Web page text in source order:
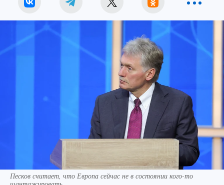
Песков считает, что Европа сейчас не в состоянии кого-то